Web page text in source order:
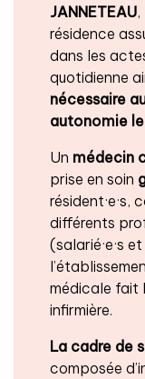
JANNETEAU
résidence
dans les
quotidienne
nécessaire
autonomie
Un médecin
prise en soin
résident·e·s,
différents
(salarié·e·s
médicale fait
infirmière.
La cadre de
composée